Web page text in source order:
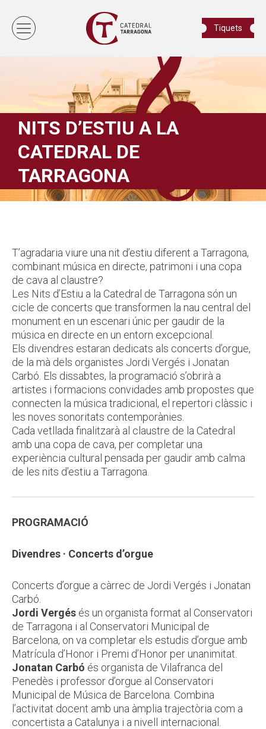
Tiquets
NITS D’ESTIU A LA
CATEDRAL DE
TARRAGONA
T’agradaria viure una nit d’estiu diferent a Tarragona,
combinant música en directe, patrimoni i una copa
de cava al claustre?
Les Nits d’Estiu a la Catedral de Tarragona són un
cicle de concerts que transformen la nau central del
monument en un escenari únic per gaudir de la
música en directe en un entorn excepcional.
Els divendres estaran dedicats als concerts d’orgue,
de la mà dels organistes Jordi Vergés i Jonatan
Carbó. Els dissabtes, la programació s’obrirà a
artistes i formacions convidades amb propostes que
connecten la música tradicional, el repertori clàssic i
les noves sonoritats contemporànies.
Cada vetllada finalitzarà al claustre de la Catedral
amb una copa de cava, per completar una
experiència cultural pensada per gaudir amb calma
de les nits d’estiu a Tarragona.
PROGRAMACIÓ
Divendres · Concerts d’orgue
Concerts d’orgue a càrrec de Jordi Vergés i Jonatan
Carbó.
Jordi Vergés és un organista format al Conservatori
de Tarragona i al Conservatori Municipal de
Barcelona, on va completar els estudis d’orgue amb
Matrícula d’Honor i Premi d’Honor per unanimitat.
Jonatan Carbó és organista de Vilafranca del
Penedès i professor d’orgue al Conservatori
Municipal de Música de Barcelona. Combina
l’activitat docent amb una àmplia trajectòria com a
concertista a Catalunya i a nivell internacional.